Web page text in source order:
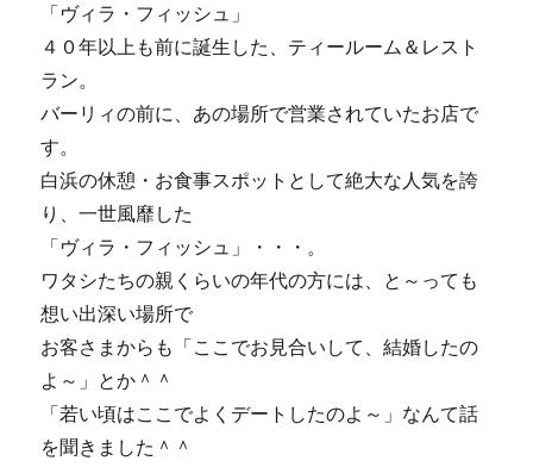
「ヴィラ・フィッシュ」
４０年以上も前に誕生した、ティールーム＆レスト
ラン。
バーリィの前に、あの場所で営業されていたお店で
す。
白浜の休憩・お食事スポットとして絶大な人気を誇
り、一世風靡した
「ヴィラ・フィッシュ」・・・。
ワタシたちの親くらいの年代の方には、と～っても
想い出深い場所で
お客さまからも「ここでお見合いして、結婚したの
よ～」とか＾＾
「若い頃はここでよくデートしたのよ～」なんて話
を聞きました＾＾